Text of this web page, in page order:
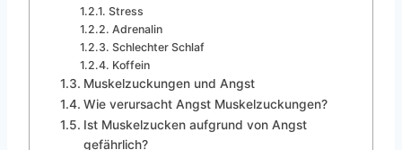
Stress
Adrenalin
Schlechter Schlaf
Koffein
Muskelzuckungen und Angst
Wie verursacht Angst Muskelzuckungen?
Ist Muskelzucken aufgrund von Angst
gefährlich?